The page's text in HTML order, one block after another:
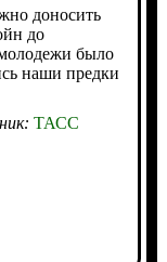
доносить
до
было
наши предки
ТАСС